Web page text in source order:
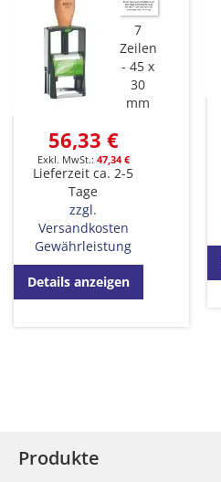
7
Zeilen
45 x
30
mm
56,33 €
47,34 €
Lieferzeit ca. 2-5
Tage
zzgl.
Versandkosten
Gewährleistung
Details anzeigen
Produkte